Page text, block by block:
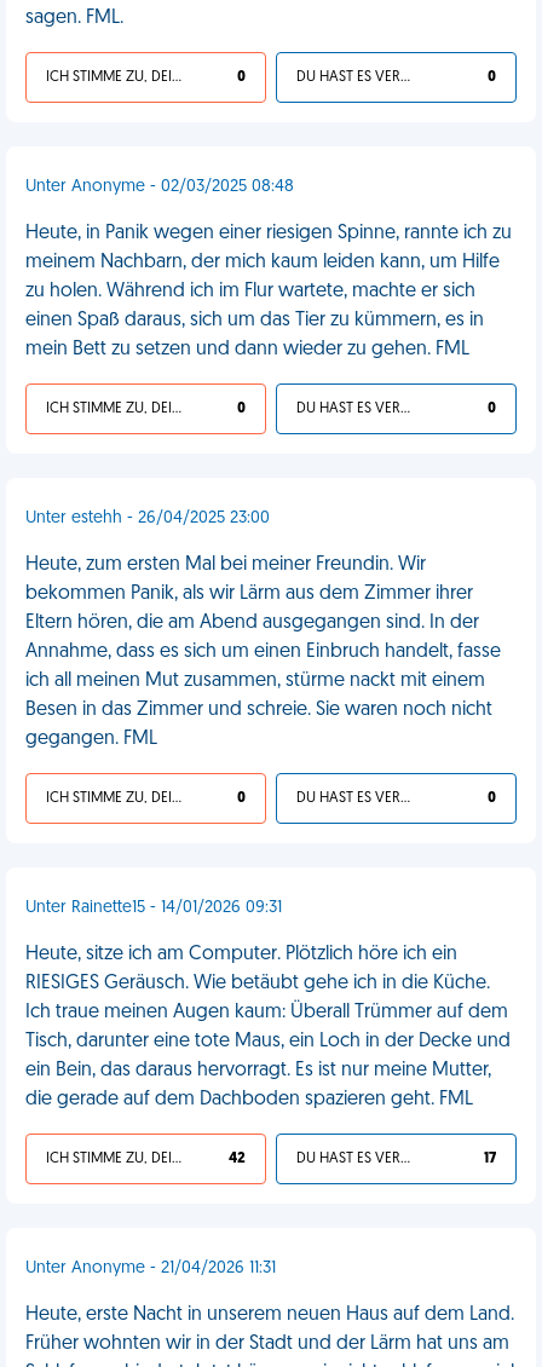
sagen. FML.
ICH STIMME ZU, DEIN LEBEN IST SCHEISSE 0 DU HAST ES VERDIENT 0
Unter Anonyme - 02/03/2025 08:48
Heute, in Panik wegen einer riesigen Spinne, rannte ich zu
meinem Nachbarn, der mich kaum leiden kann, um Hilfe
zu holen. Während ich im Flur wartete, machte er sich
einen Spaß daraus, sich um das Tier zu kümmern, es in
mein Bett zu setzen und dann wieder zu gehen. FML
ICH STIMME ZU, DEIN LEBEN IST SCHEISSE 0 DU HAST ES VERDIENT 0
Unter estehh - 26/04/2025 23:00
Heute, zum ersten Mal bei meiner Freundin. Wir
bekommen Panik, als wir Lärm aus dem Zimmer ihrer
Eltern hören, die am Abend ausgegangen sind. In der
Annahme, dass es sich um einen Einbruch handelt, fasse
ich all meinen Mut zusammen, stürme nackt mit einem
Besen in das Zimmer und schreie. Sie waren noch nicht
gegangen. FML
ICH STIMME ZU, DEIN LEBEN IST SCHEISSE 0 DU HAST ES VERDIENT 0
Unter Rainette15 - 14/01/2026 09:31
Heute, sitze ich am Computer. Plötzlich höre ich ein
RIESIGES Geräusch. Wie betäubt gehe ich in die Küche.
Ich traue meinen Augen kaum: Überall Trümmer auf dem
Tisch, darunter eine tote Maus, ein Loch in der Decke und
ein Bein, das daraus hervorragt. Es ist nur meine Mutter,
die gerade auf dem Dachboden spazieren geht. FML
ICH STIMME ZU, DEIN LEBEN IST SCHEISSE 42 DU HAST ES VERDIENT 17
Unter Anonyme - 21/04/2026 11:31
Heute, erste Nacht in unserem neuen Haus auf dem Land.
Früher wohnten wir in der Stadt und der Lärm hat uns am